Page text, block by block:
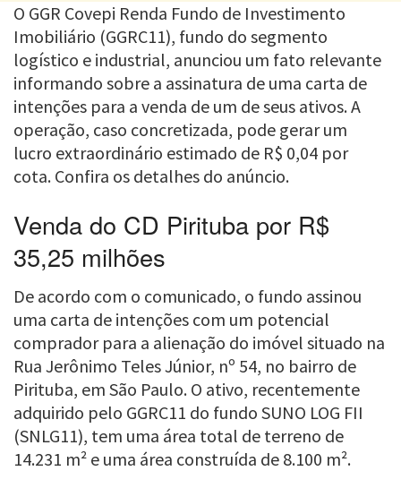
O GGR Covepi Renda Fundo de Investimento
Imobiliário (GGRC11), fundo do segmento
logístico e industrial, anunciou um fato relevante
informando sobre a assinatura de uma carta de
intenções para a venda de um de seus ativos. A
operação, caso concretizada, pode gerar um
lucro extraordinário estimado de R$ 0,04 por
cota. Confira os detalhes do anúncio.
Venda do CD Pirituba por R$
35,25 milhões
De acordo com o comunicado, o fundo assinou
uma carta de intenções com um potencial
comprador para a alienação do imóvel situado na
Rua Jerônimo Teles Júnior, nº 54, no bairro de
Pirituba, em São Paulo. O ativo, recentemente
adquirido pelo GGRC11 do fundo SUNO LOG FII
(SNLG11), tem uma área total de terreno de
14.231 m² e uma área construída de 8.100 m².